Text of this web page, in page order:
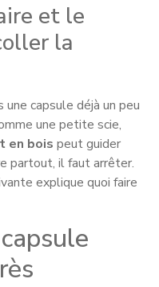
et le
la
capsule déjà un peu
une petite scie,
en bois peut guider
partout, il faut arrêter.
explique quoi faire